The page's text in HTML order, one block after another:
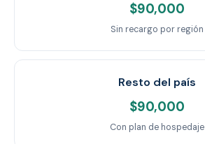
$90,000
Sin recargo por región
Resto del país
$90,000
Con plan de hospedaje